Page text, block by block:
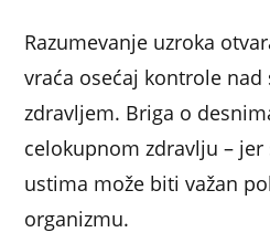
Razumevanje uzroka
vraća osećaj kontrole
zdravljem. Briga o
celokupnom zdravlju –
ustima može biti važan
organizmu.